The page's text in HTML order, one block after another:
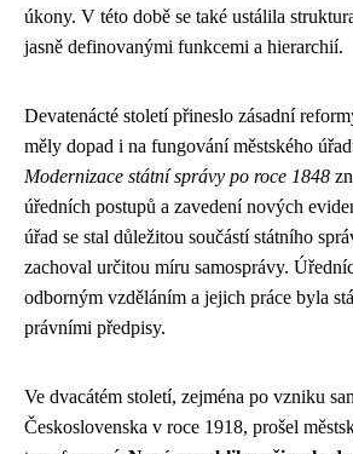
úkony. V této době se také ustálila
jasně definovanými funkcemi a hierarchií.
Devatenácté století přineslo zásadní
měly dopad i na fungování městského
Modernizace státní správy po roce 1848
úředních postupů a zavedení nových
úřad se stal důležitou součástí státního
zachoval určitou míru samosprávy.
odborným vzděláním a jejich práce byla
právními předpisy.
Ve dvacátém století, zejména po vzniku
Československa v roce 1918, prošel